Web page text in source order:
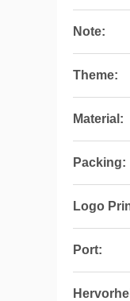
Note:
Theme:
Material:
Packing:
Logo
Port: